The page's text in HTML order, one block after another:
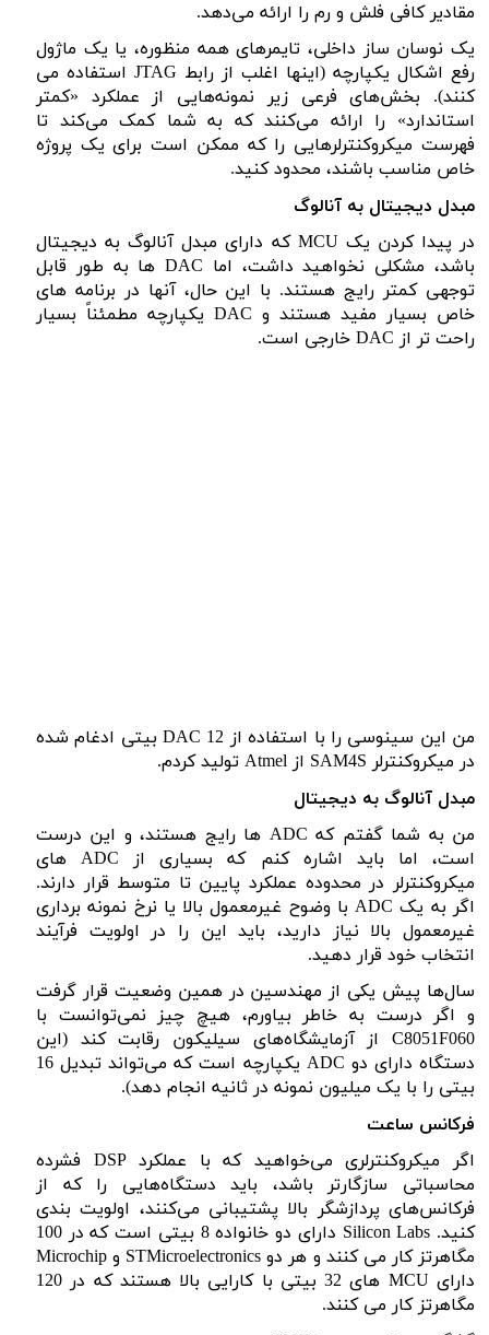
مقادیر کافی فلش و رم را ارائه می‌دهد.
یک نوسان ساز داخلی، تایمرهای همه منظوره، یا یک ماژول
رفع اشکال یکپارچه (اینها اغلب از رابط JTAG استفاده می
کنند). بخش‌های فرعی زیر نمونه‌هایی از عملکرد «کمتر
استاندارد» را ارائه می‌کنند که به شما کمک می‌کند تا
فهرست میکروکنترلرهایی را که ممکن است برای یک پروژه
خاص مناسب باشند، محدود کنید.
مبدل دیجیتال به آنالوگ
در پیدا کردن یکMCU که دارای مبدل آنالوگ به دیجیتال
باشد، مشکلی نخواهید داشت، اما DACها به طور قابل
توجهی کمتر رایج هستند. با این حال، آنها در برنامه های
خاص بسیار مفید هستند و DAC یکپارچه مطمئناً بسیار
راحت تر از DAC خارجی است.
من این سینوسی را با استفاده از DAC 12بیتی ادغام شده
در میکروکنترلر SAM4S از Atmel تولید کردم.
مبدل آنالوگ به دیجیتال
من به شما گفتم که ADC ها رایج هستند، و این درست
است، اما باید اشاره کنم که بسیاری از ADCهای
میکروکنترلر در محدوده عملکرد پایین تا متوسط ​​قرار دارند.
اگر به یک ADCبا وضوح غیرمعمول بالا یا نرخ نمونه برداری
غیرمعمول بالا نیاز دارید، باید این را در اولویت فرآیند
انتخاب خود قرار دهید.
سال‌ها پیش یکی از مهندسین در همین وضعیت قرار گرفت
و اگر درست به خاطر بیاورم، هیچ چیز نمی‌توانست با
C8051F060 از آزمایشگاه‌های سیلیکون رقابت کند (این
دستگاه دارای دو ADC
یکپارچه است که می‌تواند تبدیل 16
بیتی را با یک میلیون نمونه در ثانیه انجام دهد).
فرکانس ساعت
اگر میکروکنترلری می‌خواهید که با عملکردDSP فشرده
محاسباتی سازگارتر باشد، باید دستگاه‌هایی را که از
فرکانس‌های پردازشگر بالا پشتیبانی می‌کنند، اولویت بندی
کنید. Silicon Labs
دارای دو خانواده 8 بیتی است که در 100
مگاهرتز کار می کنند و هر دو STMicroelectronics و Microchip
دارایMCU
های 32 بیتی با کارایی بالا هستند که در 120
مگاهرتز کار می کنند.